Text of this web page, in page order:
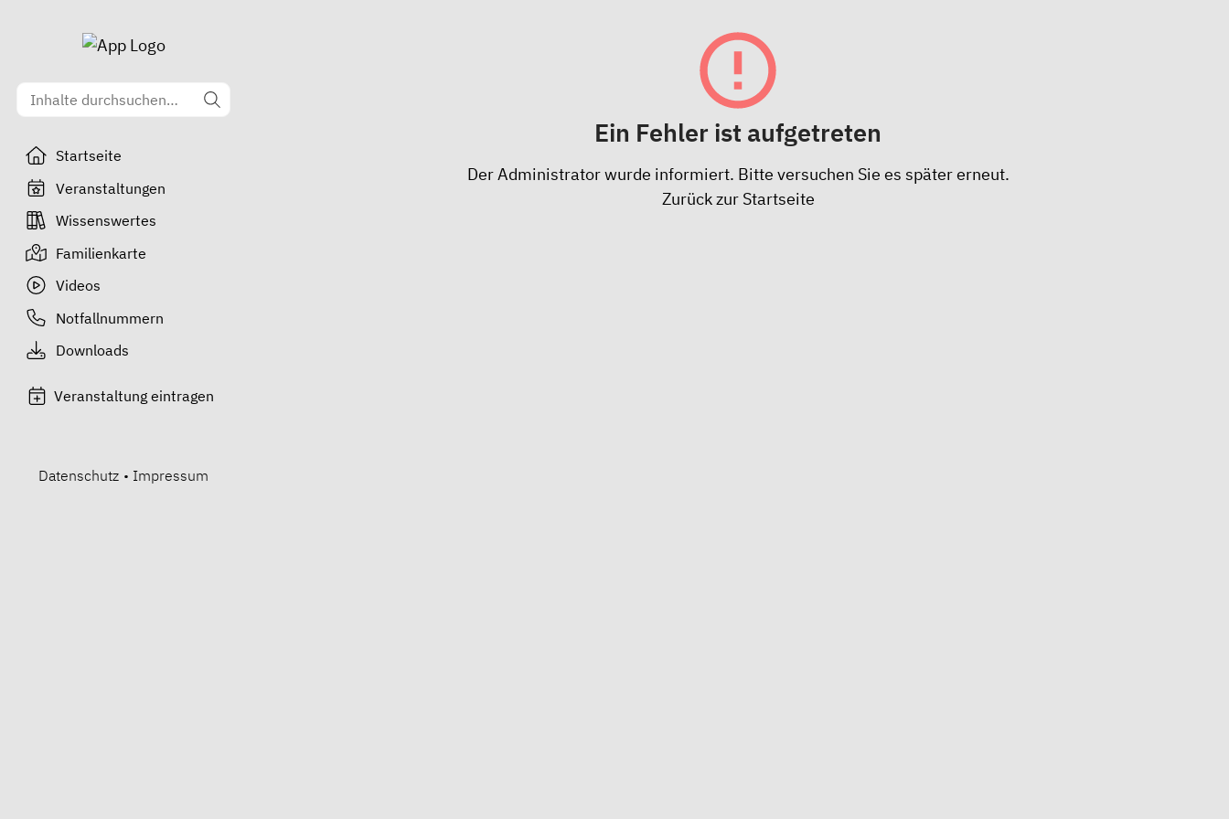
Startseite
Veranstaltungen
Wissenswertes
Familienkarte
Videos
Notfallnummern
Downloads
Veranstaltung eintragen
Datenschutz • Impressum
Ein Fehler ist aufgetreten
Der Administrator wurde informiert. Bitte versuchen Sie es später erneut.
Zurück zur Startseite